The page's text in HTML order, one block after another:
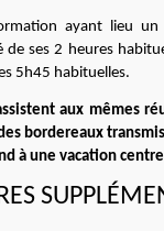
ayant lieu
de ses 2 heures
5h45 habituelles.
aux mêmes
bordereaux
à une vacation
SUPPLÉ